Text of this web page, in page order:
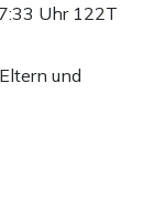
Uhr 122T
und